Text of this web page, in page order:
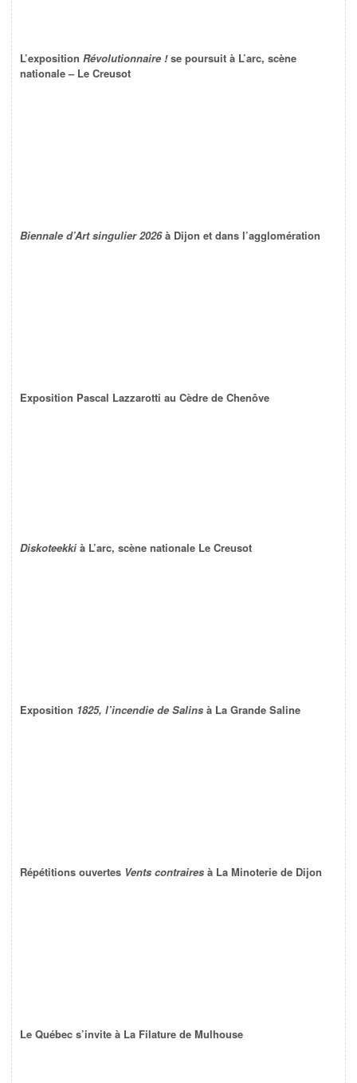
L’exposition Révolutionnaire !se poursuit à L’arc, scène
nationale – Le Creusot
Biennale d’Art singulier 2026à Dijon et dans l’agglomération
Exposition Pascal Lazzarotti au Cèdre de Chenôve
Diskoteekki à L’arc, scène nationale Le Creusot
Exposition 1825, l’incendie de Salins à La Grande Saline
Répétitions ouvertes Vents contraires à La Minoterie de Dijon
Le Québec s’invite à La Filature de Mulhouse